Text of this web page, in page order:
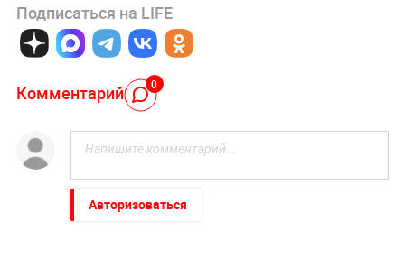
Подписаться на LIFE
Комментарий 0
Авторизоваться